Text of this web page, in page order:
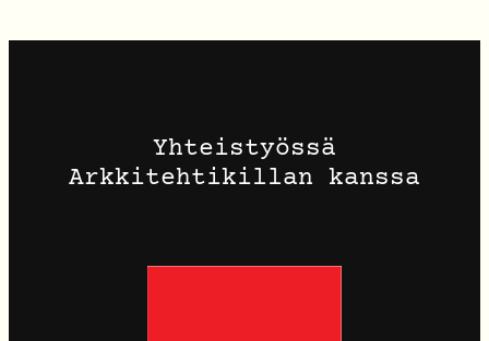
Yhteistyössä
Arkkitehtikillan kanssa